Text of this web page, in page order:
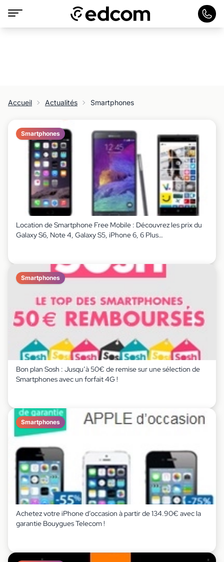
Accueil Actualités Smartphones
Smartphones
Location de Smartphone Free Mobile : Découvrez les prix du
Galaxy S6, Note 4, Galaxy S5, iPhone 6, 6 Plus…
Smartphones
Bon plan Sosh : Jusqu’à 50€ de remise sur une sélection de
Smartphones avec un forfait 4G !
Smartphones
Achetez votre iPhone d’occasion à partir de 134.90€ avec la
garantie Bouygues Telecom !